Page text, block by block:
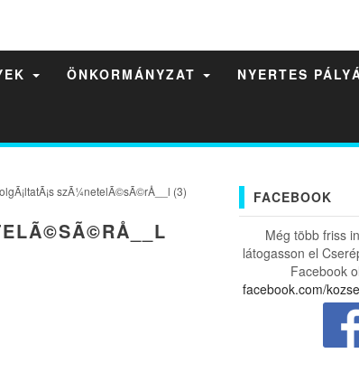
ÖNKORMÁNYZAT NYERTES
szÃ¼netelÃ©sÃ©rÅ__l (3) FACEBOOK
Még több friss
látogasson el
Facebook
facebook.com/